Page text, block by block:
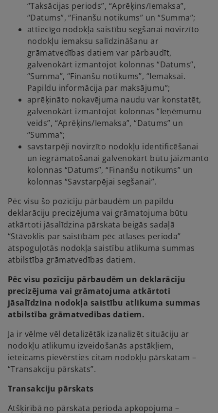
“Taksācijas periods”, “Aprēķins/Iemaksa”,
“Datums”, “Finanšu notikums” un “Summa”;
attiecīgo nodokļa saistību segšanai novirzīto
nodokļu iemaksu salīdzināšanu ar
grāmatvedības datiem var pārbaudīt,
galvenokārt izmantojot kolonnas “Datums”,
“Summa”, “Finanšu notikums”, “Iemaksai.
Papildu informācija par maksājumu”;
aprēķināto nokavējuma naudu var konstatēt,
galvenokārt izmantojot kolonnas “Ieņēmumu
veids”, “Aprēķins/Iemaksa”, “Datums” un
“Summa”;
savstarpēji novirzīto nodokļu identificēšanai
un iegrāmatošanai galvenokārt būtu jāizmanto
kolonnas “Datums”, “Finanšu notikums” un
kolonnas “Savstarpējai segšanai”.
Pēc visu šo pozīciju pārbaudēm un papildu
deklarāciju precizējuma vai grāmatojuma būtu
atkārtoti jāsalīdzina pārskata beigās sadaļā
“Stāvoklis par saistībām pēc atlases perioda”
atspoguļotās nodokļa saistību atlikuma summas
atbilstība grāmatvedības datiem.
Pēc visu pozīciju pārbaudēm un deklarāciju
precizējuma vai grāmatojuma atkārtoti
jāsalīdzina nodokļa saistību atlikuma summas
atbilstība grāmatvedības datiem.
Ja ir vēlme vēl detalizētāk izanalizēt situāciju ar
nodokļu atlikumu izveidošanās apstākļiem,
ieteicams pievērsties citam nodokļu pārskatam –
“Transakciju pārskats”.
Transakciju pārskats
Atšķirībā no pārskata perioda apkopojuma –